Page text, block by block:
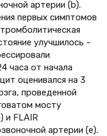
артерии (b).
первых симптомов
улучшилось –
часа от начала
оценивался на 3
проведенной
мосту
и FLAIR
артерии (e).